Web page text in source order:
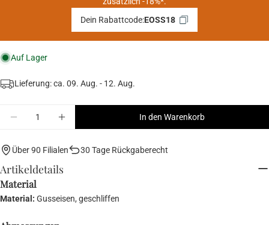
Dein Rabattcode:EOSS18
Auf Lager
Lieferung: ca. 09. Aug. - 12. Aug.
In den Warenkorb
Über 90 Filialen 30 Tage Rückgaberecht
Artikeldetails
Material
Material: Gusseisen, geschliffen